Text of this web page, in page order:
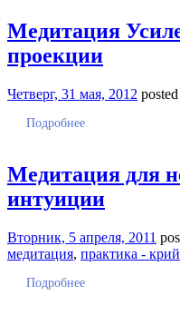
Медитация
проекции
Четверг, 31 мая, 2012
Подробнее
Медитация для
интуиции
Вторник, 5 апреля, 2011
медитация, практика -
Подробнее